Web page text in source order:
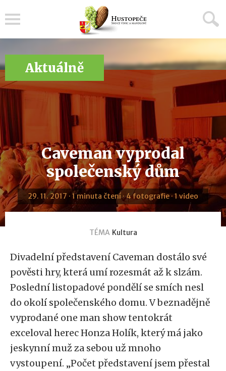
Aktuálně
Caveman vyprodal
společenský dům
29. 11. 2017 · 1 minuta čtení · 4 fotografie · 1 video
TÉMA Kultura
Divadelní představení Caveman dostálo své
pověsti hry, která umí rozesmát až k slzám.
Poslední listopadové pondělí se smích nesl
do okolí společenského domu. V beznadějně
vyprodané one man show tentokrát
exceloval herec Honza Holík, který má jako
jeskynní muž za sebou už mnoho
vystoupení. „Počet představení jsem přestal